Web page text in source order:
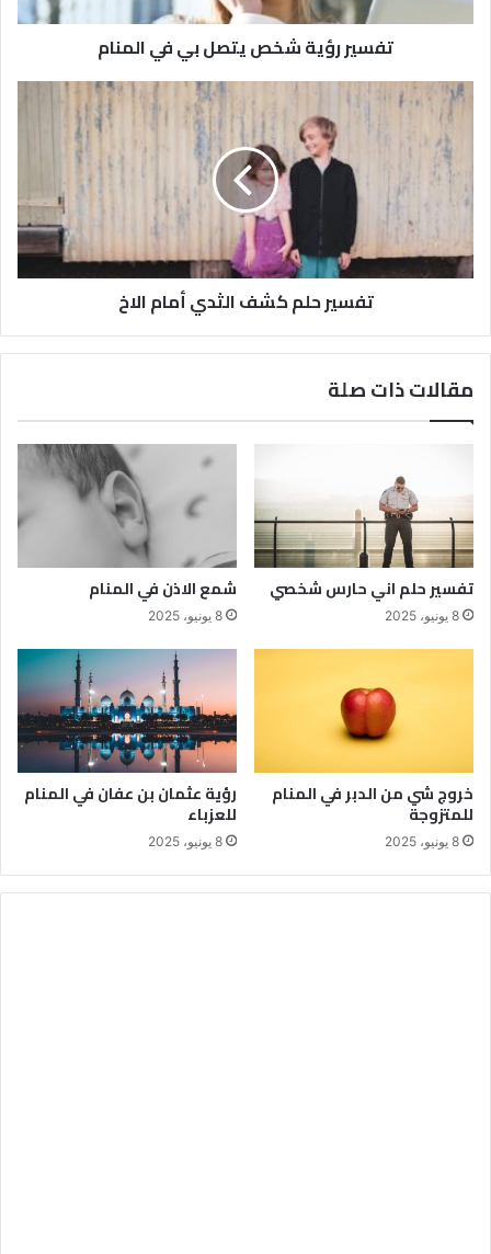
تفسير رؤية شخص يتصل بي في المنام
تفسير حلم كشف الثدي أمام الاخ
مقالات ذات صلة
تفسير حلم اني حارس شخصي
8 يونيو، 2025
شمع الاذن في المنام
8 يونيو، 2025
خروج شي من الدبر في المنام
للمتزوجة
8 يونيو، 2025
رؤية عثمان بن عفان في المنام
للعزباء
8 يونيو، 2025